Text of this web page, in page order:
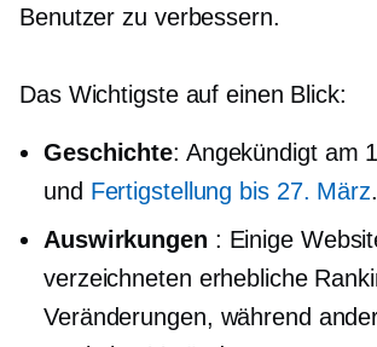
Benutzer zu verbessern.
Das Wichtigste auf einen Blick:
Geschichte: Angekündigt am
und Fertigstellung bis 27. März.
Auswirkungen : Einige
verzeichneten erhebliche
Veränderungen, während